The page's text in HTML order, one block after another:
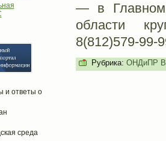
и ответы о
среда
— в Главном
области
8(812)579-99-
Рубрика: ОНДиПР